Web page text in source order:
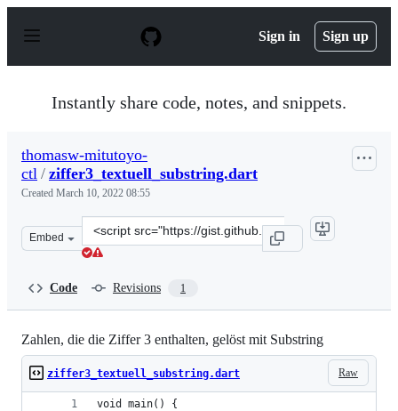
p
Sign in Sign up
Instantly share code, notes, and snippets.
thomasw-mitutoyo-
ctl / ziffer3_textuell_substring.dart
Created March 10, 2022 08:55
Embed
Clone
this
mitutoyo-
ctl/
Code Revisions 1
Zahlen, die die Ziffer 3 enthalten, gelöst mit Substring
Raw
ziffer3_textuell_substring.dart
void main() {